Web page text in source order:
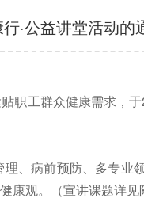
·公益讲堂活动的
工群众健康需求，
、病前预防、多专业
康观。（宣讲课题详见